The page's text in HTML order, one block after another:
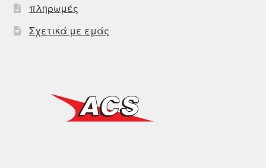
πληρωμές
Σχετικά με εμάς